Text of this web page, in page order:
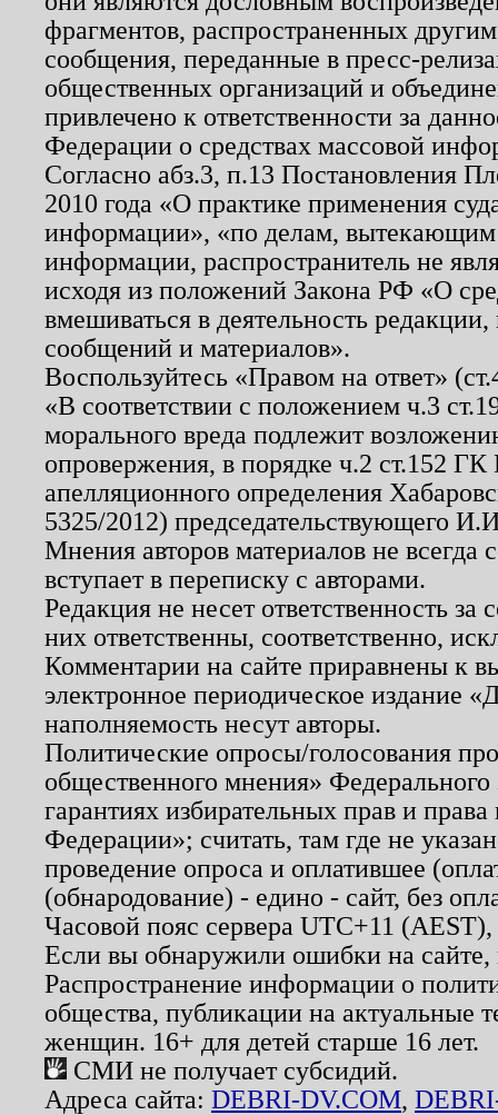
фрагментов, распространенных
сообщения, переданные в пресс-
общественных организаций и
привлечено к ответственности за
Федерации о средствах массовой
Согласно абз.3, п.13 Постановления
2010 года «О практике применения
информации», «по делам, вытекающим
информации, распространитель не
исходя из положений Закона РФ «О
вмешиваться в деятельность
сообщений и материалов».
Воспользуйтесь «Правом на ответ»
«В соответствии с положением ч.3
морального вреда подлежит
опровержения, в порядке ч.2 ст.152
апелляционного определения
5325/2012) председательствующего
Мнения авторов материалов не
вступает в переписку с авторами.
Редакция не несет ответственность
них ответственны, соответственно,
Комментарии на сайте приравнены к
электронное периодическое издание
наполняемость несут авторы.
Политические опросы/голосования
общественного мнения»
гарантиях избирательных прав и
Федерации»; считать, там где не
проведение опроса и оплатившее
(обнародование) - едино - сайт, без
Часовой пояс сервера UTC+11
Если вы обнаружили ошибки на
Распространение информации о
общества, публикации на актуальные
женщин. 16+ для детей старше 16 лет.
СМИ не получает субсидий.
Адреса сайта: DEBRI-DV.COM,